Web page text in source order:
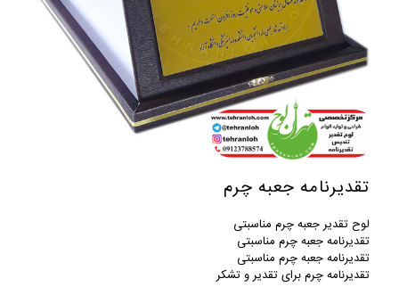
تقدیرنامه جعبه چرم
لوح تقدیر جعبه چرم مناسبتی
تقدیرنامه جعبه چرم مناسبتی
تقدیرنامه جعبه چرم مناسبتی
تقدیرنامه چرم برای تقدیر و تشکر